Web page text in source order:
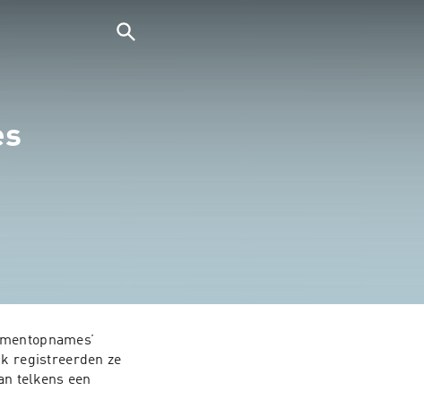
registreerden ze
telkens een